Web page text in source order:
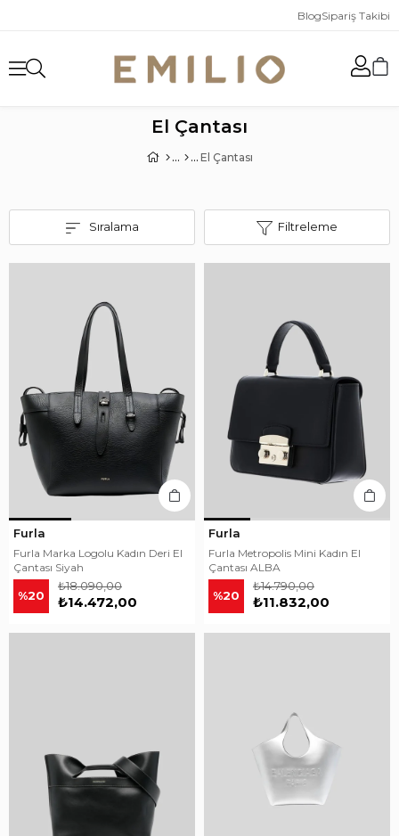
BlogSipariş Takibi
El Çantası
El Çantası
Filtreleme
Sıralama
Furla
Furla Marka Logolu Kadın Deri El
Çantası Siyah
%20 ₺14.472,00
₺18.090,00
Furla
Furla Metropolis Mini Kadın El
Çantası ALBA
%20 ₺11.832,00
₺14.790,00